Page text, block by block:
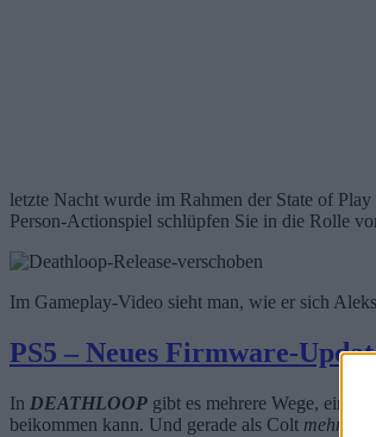
letzte Nacht wurde im Rahmen der State of
Person-Actionspiel schlüpfen Sie in die Rolle
Im Gameplay-Video sieht man, wie er sich
PS5 – Neues Firmware-
In DEATHLOOP gibt es mehrere Wege, ein
beikommen kann. Und gerade als Colt mehr